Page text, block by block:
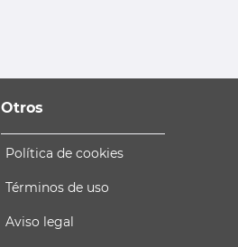
Otros
Política de cookies
Términos de uso
Aviso legal